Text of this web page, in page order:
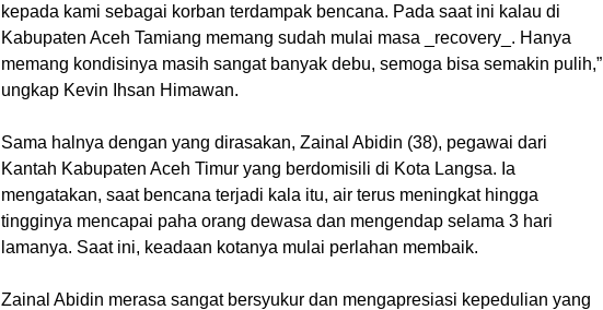
kepada kami sebagai korban terdampak bencana. Pada saat ini kalau di
Kabupaten Aceh Tamiang memang sudah mulai masa _recovery_. Hanya
memang kondisinya masih sangat banyak debu, semoga bisa semakin pulih,”
ungkap Kevin Ihsan Himawan.
Sama halnya dengan yang dirasakan, Zainal Abidin (38), pegawai dari
Kantah Kabupaten Aceh Timur yang berdomisili di Kota Langsa. Ia
mengatakan, saat bencana terjadi kala itu, air terus meningkat hingga
tingginya mencapai paha orang dewasa dan mengendap selama 3 hari
lamanya. Saat ini, keadaan kotanya mulai perlahan membaik.
Zainal Abidin merasa sangat bersyukur dan mengapresiasi kepedulian yang